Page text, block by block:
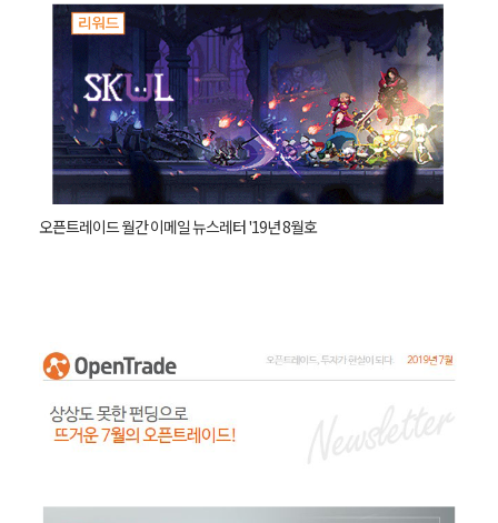
오픈트레이드 월간 이메일 뉴스레터 '19년 8월호